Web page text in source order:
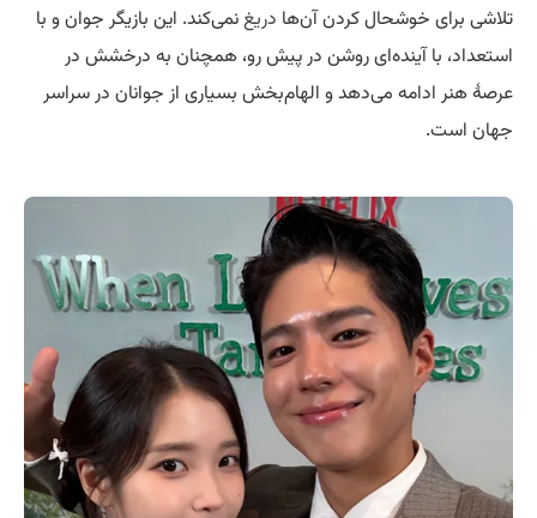
تلاشی برای خوشحال کردن آن‌ها دریغنمی‌کند. این بازیگر جوان و با
استعداد، با آینده‌ای روشن در پیش رو، همچنان به درخشش در
عرصهٔ هنر ادامه می‌دهد و الهام‌بخش بسیاری از جوانان در سراسر
جهان است.